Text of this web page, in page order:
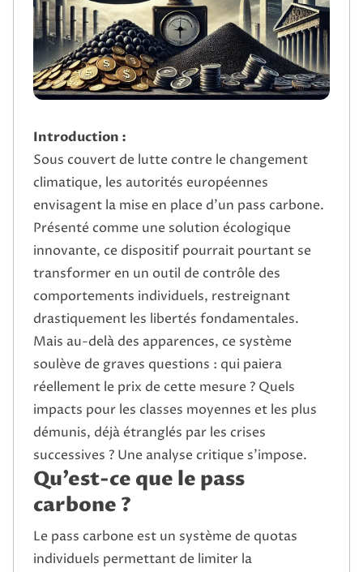
Introduction :
Sous couvert de lutte contre le changement
climatique, les autorités européennes
envisagent la mise en place d’un pass carbone.
Présenté comme une solution écologique
innovante, ce dispositif pourrait pourtant se
transformer en un outil de contrôle des
comportements individuels, restreignant
drastiquement les libertés fondamentales.
Mais au-delà des apparences, ce système
soulève de graves questions : qui paiera
réellement le prix de cette mesure ? Quels
impacts pour les classes moyennes et les plus
démunis, déjà étranglés par les crises
successives ? Une analyse critique s’impose.
Qu’est-ce que le pass
carbone ?
Le pass carbone est un système de quotas
individuels permettant de limiter la